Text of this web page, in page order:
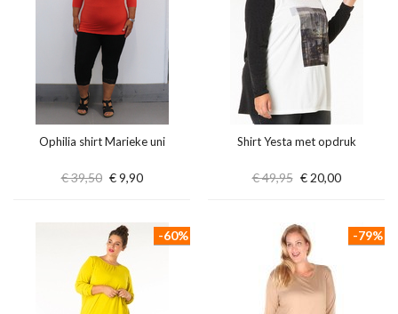
Ophilia shirt Marieke uni
€ 39,50 € 9,90
Shirt Yesta met opdruk
€ 49,95 € 20,00
-60% -79%